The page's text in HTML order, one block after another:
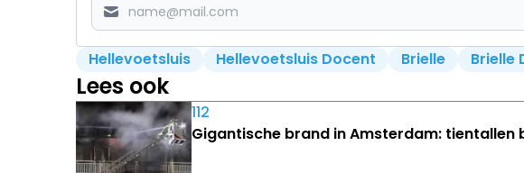
Hellevoetsluis Hellevoetsluis Docent Brielle Brielle
Lees ook
112
Gigantische brand in Amsterdam: tientallen